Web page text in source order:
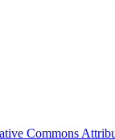
Commons